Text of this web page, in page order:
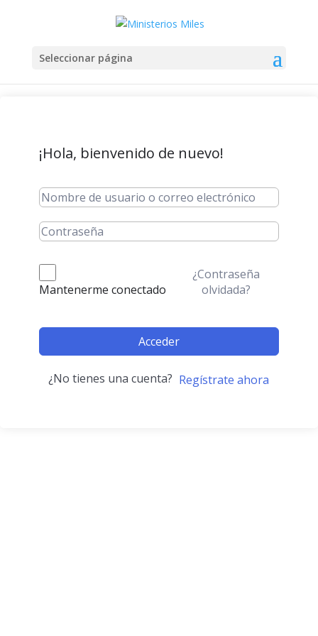
Seleccionar página
¡Hola, bienvenido de nuevo!
Mantenerme conectado
¿Contraseña
olvidada?
Acceder
¿No tienes una cuenta? Regístrate ahora